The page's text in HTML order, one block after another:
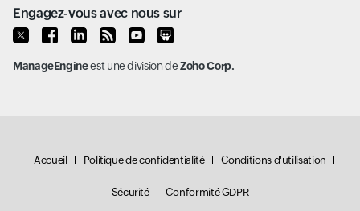
Engagez-vous avec nous sur
ManageEngineest une division deZoho Corp.
Accueil Politique de confidentialité Conditions d'utilisation
Sécurité Conformité GDPR